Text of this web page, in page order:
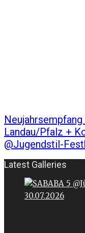
Landau/Pfalz +
@Jugendstil-
Latest Galleries